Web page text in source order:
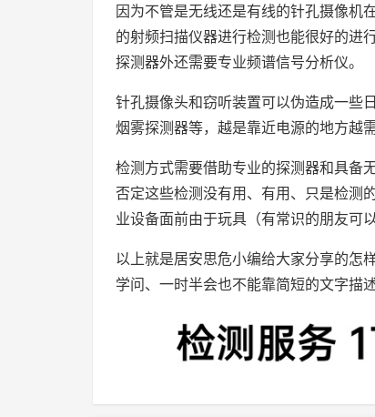
因为不管是无线还是有线的针孔摄像机
的射频扫描仪器进行检测也能很好的进
探测器外还需要专业频谱信号分析仪。
针孔摄像头和窃听装置可以伪造成一些
烟雾探测器等，越是靠近电源的地方越需
检测方式需要借助专业的探测器和具备
否定这些检测没有用、有用、只是检测
业设备面前由于玩具（有常识的朋友可
以上就是居安思危小编给大家分享的怎
学问、一时半会也不能靠简短的文字描